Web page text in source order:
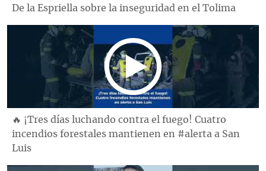
De la Espriella sobre la inseguridad en el Tolima
🔥 ¡Tres días luchando contra el fuego! Cuatro
incendios forestales mantienen en #alerta a San
Luis